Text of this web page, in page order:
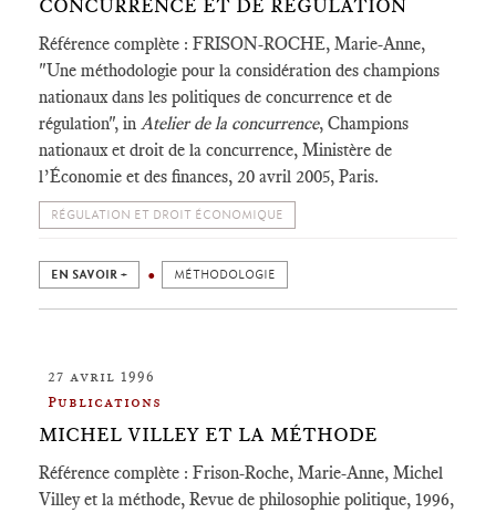
CONCURRENCE ET DE RÉGULATION
Référence complète : FRISON-ROCHE, Marie-Anne,
"Une méthodologie pour la considération des champions
nationaux dans les politiques de concurrence et de
régulation", in Atelier de la concurrence, Champions
nationaux et droit de la concurrence, Ministère de
l’Économie et des finances, 20 avril 2005, Paris.
RÉGULATION ET DROIT ÉCONOMIQUE
EN SAVOIR + MÉTHODOLOGIE
27 avril 1996
Publications
MICHEL VILLEY ET LA MÉTHODE
Référence complète : Frison-Roche, Marie-Anne, Michel
Villey et la méthode, Revue de philosophie politique, 1996,